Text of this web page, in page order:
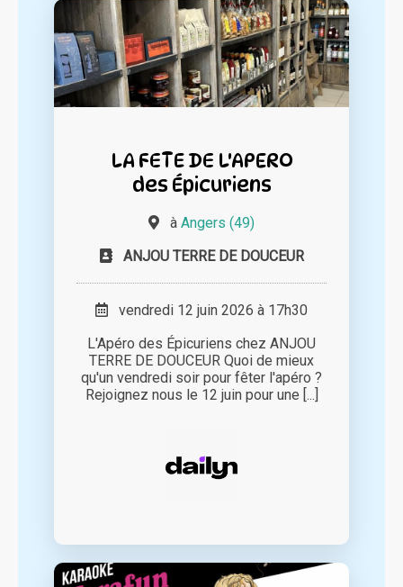
LA FETE DE L'APERO
des Épicuriens
à Angers (49)
ANJOU TERRE DE DOUCEUR
vendredi 12 juin 2026 à 17h30
L'Apéro des Épicuriens chez ANJOU
TERRE DE DOUCEUR Quoi de mieux
qu'un vendredi soir pour fêter l'apéro ?
Rejoignez nous le 12 juin pour une [...]